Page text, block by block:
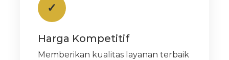
✓
Harga Kompetitif
Memberikan kualitas layanan terbaik